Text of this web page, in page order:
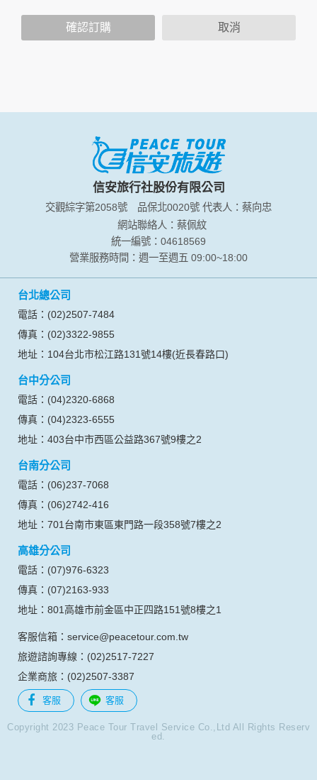
您個人在本網站上的聊天室或討論區中任意公開個人資料的行
個人的資料，其範圍如下：
您所提供的姓名、電子郵件地址、聯絡方式及使用時間等。
於一般瀏覽時，伺服器會自行記錄相關行徑，包括您使用連線
設備的 IP 位址、使用時間、使用的瀏覽器、瀏覽及點選資料記
錄等，做為我們增進網站服務的參考依據，此記錄為內部應
用，決不對外公布。
為提供精確的服務，我們會將收集的問卷調查內容進行統計與
分析，分析結果之統計數據或說明文字呈現，除供內部研究
外，我們會視需要公佈統計數據及說明文字，但不涉及特定個
人之資料。
的個人資料揭露予第三人或使用於蒐集目的以外之其他用途。
在您於本網站註冊帳號、使用本網站相關產品、服務、活動或
贈獎時，本網站會收集您的個人識別資料，本網站也可以從商
業夥伴處取得個人資料。
當客戶在本網站註冊時，我們會取得您的姓名、電話、住址、
身份證字號、電子郵件、出生日期、性別、行業等相關資料，
料。註冊時，本網站取得您的姓名、電話、住址、身份證字
號、電子郵件、出生日期、性別、行業等相關資料，當您註冊
成功，並登入使用我們的服務後，本網站即取得您的資料。
其他除了上述，會保留您在上網瀏覽或查詢時，伺服器自行產
生的相關記錄，包括您使用連線設備的 IP 位址、使用時間、使
的瀏覽器予以標示，歸納使用者瀏覽器在本網站內部所瀏覽的
網頁，除非您願意告知您的個人資料，否則本網站不會也無法
將此項記錄和您對應。請您注意，在本網站網刊登廣告之廠
商，或與連結本網站，也可能蒐集您個人的資料。對於您主動
提供的個人資訊，這些廣告廠商、或連結網站有其個別的私權
公司不負任何連帶責任。
本網站將在事前或註冊登錄取得您的同意後，傳送商業性資料
或電子郵件給您。本公司除了在該資料或電子郵件上註明是由
本公司發送，也會在該資料或電子郵件上提供您能隨時停止接
收這些資料或電子郵件的方法及說明。
資料使用:
本公司不會向任何人出售或出借您的個人識別資料。
資料：
1.遵守法令或政府機關的要求；或我們發覺您在網站上的行為
違反本公司旗下網站的會員條款或產品、服務的特定使用指
南。
2.為了保護使用者個人隱私，我們無法為您查詢其他使用者的
確認訂購 取消
信安旅行社股份有限公司
交觀綜字第2058號 品保北0020號 代表人：蔡向忠
網站聯絡人：蔡佩紋
統一編號：04618569
營業服務時間：週一至週五 09:00~18:00
台北總公司
電話：(02)2507-7484
傳真：(02)3322-9855
地址：104台北市松江路131號14樓(近長春路口)
台中分公司
電話：(04)2320-6868
傳真：(04)2323-6555
地址：403台中市西區公益路367號9樓之2
台南分公司
電話：(06)237-7068
傳真：(06)2742-416
地址：701台南市東區東門路一段358號7樓之2
高雄分公司
電話：(07)976-6323
傳真：(07)2163-933
地址：801高雄市前金區中正四路151號8樓之1
客服信箱：service@peacetour.com.tw
旅遊諮詢專線：(02)2517-7227
企業商旅：(02)2507-3387
客服 客服
Copyright 2023 Peace Tour Travel Service Co.,Ltd All Rights Reserv
ed.